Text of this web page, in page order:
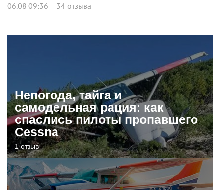
06.08 09:36 34 отзыва
Непогода, тайга и
самодельная рация: как
спаслись пилоты пропавшего
Cessna
1 отзыв